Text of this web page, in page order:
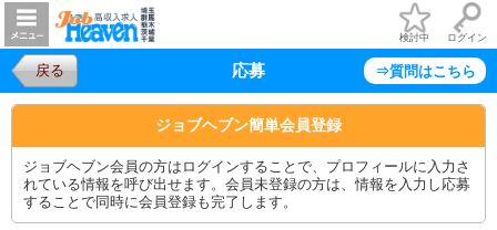
検討中 ログイン
戻る 応募 ⇒質問はこちら
ジョブヘブン簡単会員登録
ジョブヘブン会員の方はログインすることで、プロフィールに入力さ
れている情報を呼び出せます。会員未登録の方は、情報を入力し応募
することで同時に会員登録も完了します。